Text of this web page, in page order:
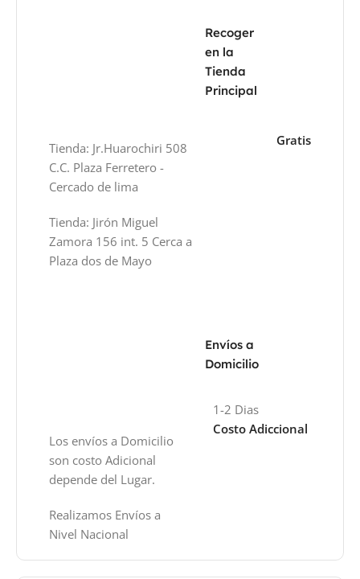
Recoger
en la
Tienda
Principal
Tienda: Jr.Huarochiri 508
C.C. Plaza Ferretero -
Cercado de lima
Tienda: Jirón Miguel
Zamora 156 int. 5 Cerca a
Plaza dos de Mayo
Gratis
Envíos a
Domicilio
Los envíos a Domicilio
son costo Adicional
depende del Lugar.
Realizamos Envíos a
Nivel Nacional
1-2 Dias
Costo Adiccional